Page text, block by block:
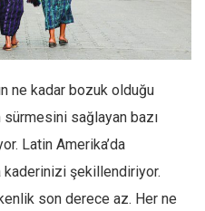
ne kadar bozuk olduğu
sağlayan bazı
Latin Amerika’da
kaderinizi şekillendiriyor.
son derece az. Her ne